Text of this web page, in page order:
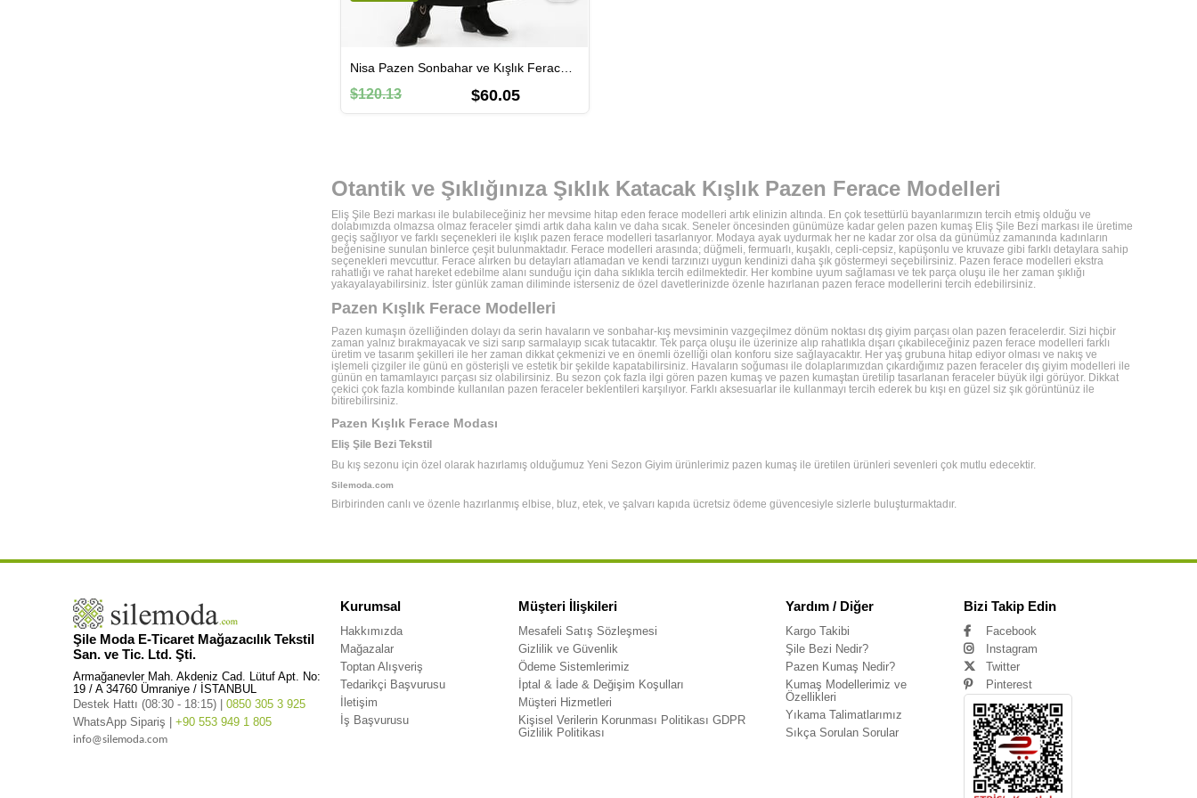
$60.05
$120.13
Otantik ve Şıklığınıza Şıklık Katacak Kışlık Pazen Ferace Modelleri
Eliş Şile Bezi markası ile bulabileceğiniz her mevsime hitap eden ferace modelleri artık elinizin altında. En çok tesettürlü bayanlarımızın tercih etmiş olduğu ve
dolabımızda olmazsa olmaz feraceler şimdi artık daha kalın ve daha sıcak. Seneler öncesinden günümüze kadar gelen pazen kumaş Eliş Şile Bezi markası ile üretime
geçiş sağlıyor ve farklı seçenekleri ile kışlık pazen ferace modelleri tasarlanıyor. Modaya ayak uydurmak her ne kadar zor olsa da günümüz zamanında kadınların
beğenisine sunulan binlerce çeşit bulunmaktadır. Ferace modelleri arasında; düğmeli, fermuarlı, kuşaklı, cepli-cepsiz, kapüşonlu ve kruvaze gibi farklı detaylara sahip
seçenekleri mevcuttur. Ferace alırken bu detayları atlamadan ve kendi tarzınızı uygun kendinizi daha şık göstermeyi seçebilirsiniz. Pazen ferace modelleri ekstra
rahatlığı ve rahat hareket edebilme alanı sunduğu için daha sıklıkla tercih edilmektedir. Her kombine uyum sağlaması ve tek parça oluşu ile her zaman şıklığı
yakayalayabilirsiniz. İster günlük zaman diliminde isterseniz de özel davetlerinizde özenle hazırlanan pazen ferace modellerini tercih edebilirsiniz.
Pazen Kışlık Ferace Modelleri
Pazen kumaşın özelliğinden dolayı da serin havaların ve sonbahar-kış mevsiminin vazgeçilmez dönüm noktası dış giyim parçası olan pazen feracelerdir. Sizi hiçbir
zaman yalnız bırakmayacak ve sizi sarıp sarmalayıp sıcak tutacaktır. Tek parça oluşu ile üzerinize alıp rahatlıkla dışarı çıkabileceğiniz pazen ferace modelleri farklı
üretim ve tasarım şekilleri ile her zaman dikkat çekmenizi ve en önemli özelliği olan konforu size sağlayacaktır. Her yaş grubuna hitap ediyor olması ve nakış ve
işlemeli çizgiler ile günü en gösterişli ve estetik bir şekilde kapatabilirsiniz. Havaların soğuması ile dolaplarımızdan çıkardığımız pazen feraceler dış giyim modelleri ile
günün en tamamlayıcı parçası siz olabilirsiniz. Bu sezon çok fazla ilgi gören pazen kumaş ve pazen kumaştan üretilip tasarlanan feraceler büyük ilgi görüyor. Dikkat
çekici çok fazla kombinde kullanılan pazen feraceler beklentileri karşılıyor. Farklı aksesuarlar ile kullanmayı tercih ederek bu kışı en güzel siz şık görüntünüz ile
bitirebilirsiniz.
Pazen Kışlık Ferace Modası
Eliş Şile Bezi Tekstil
Bu kış sezonu için özel olarak hazırlamış olduğumuz Yeni Sezon Giyim ürünlerimiz pazen kumaş ile üretilen ürünleri sevenleri çok mutlu edecektir.
Silemoda.com
Birbirinden canlı ve özenle hazırlanmış elbise, bluz, etek, ve şalvarı kapıda ücretsiz ödeme güvencesiyle sizlerle buluşturmaktadır.
Şile Moda E-Ticaret Mağazacılık Tekstil
San. ve Tic. Ltd. Şti.
Armağanevler Mah. Akdeniz Cad. Lütuf Apt. No:
19 / A 34760 Ümraniye / İSTANBUL
Destek Hattı (08:30 - 18:15) | 0850 305 3 925
WhatsApp Sipariş | +90 553 949 1 805
info@silemoda.com
Kurumsal
Hakkımızda
Mağazalar
Toptan Alışveriş
Tedarikçi Başvurusu
İletişim
İş Başvurusu
Müşteri İlişkileri
Mesafeli Satış Sözleşmesi
Gizlilik ve Güvenlik
Ödeme Sistemlerimiz
İptal & İade & Değişim Koşulları
Müşteri Hizmetleri
Kişisel Verilerin Korunması Politikası GDPR
Gizlilik Politikası
Yardım / Diğer
Kargo Takibi
Şile Bezi Nedir?
Pazen Kumaş Nedir?
Kumaş Modellerimiz ve
Özellikleri
Yıkama Talimatlarımız
Sıkça Sorulan Sorular
Bizi Takip Edin
Facebook
Instagram
Twitter
Pinterest